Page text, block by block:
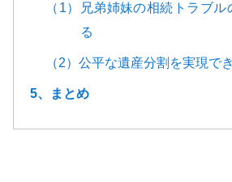
（1）兄弟姉妹の相続トラブ
る
（2）公平な遺産分割を実現で
5、まとめ